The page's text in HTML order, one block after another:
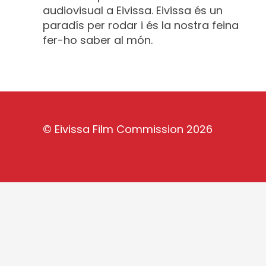
audiovisual a Eivissa. Eivissa és un
paradís per rodar i és la nostra feina
fer-ho saber al món.
© Eivissa Film Commission 2026